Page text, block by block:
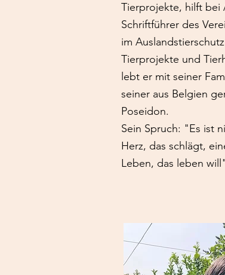
Tierprojekte, hilft bei
Schriftführer des
im
Tierprojekte und
lebt er mit seiner
seiner aus Belgien
Poseidon.
Sein Spruch: "Es ist
Herz, das schlägt,
Leben, das leben